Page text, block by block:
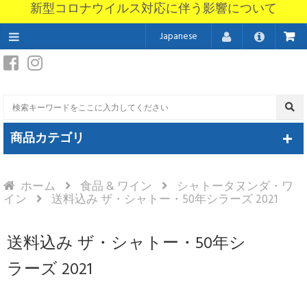
新型コロナウイルス対応に伴う影響について
Japanese
商品カテゴリ
ホーム 食品 & ワイン シャトータヌンダ・ワ
イン 送料込み ザ・シャトー・50年シラーズ 2021
送料込み ザ・シャトー・50年シ
ラーズ 2021